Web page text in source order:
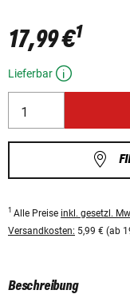
17,99 €1
Lieferbar
1 Alle Preise inkl. gesetzl.
Versandkosten: 5,99 € (ab
Beschreibung